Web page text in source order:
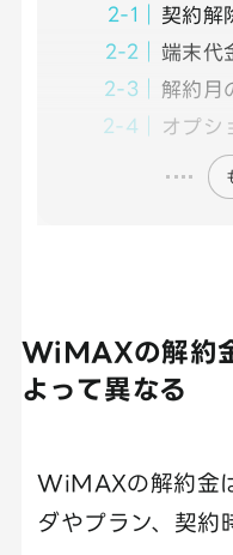
契約解
端末代
解約月
オプシ
WiMAXの解約
よって異なる
WiMAXの解約金
ダやプラン、契約